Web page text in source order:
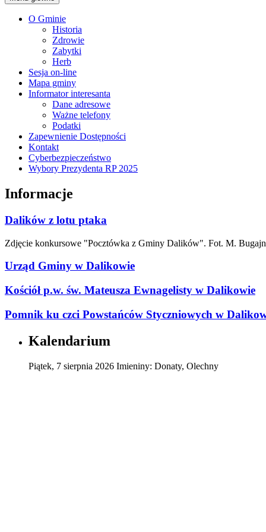
O Gminie
Historia
Zdrowie
Zabytki
Herb
Sesja on-line
Mapa gminy
Informator interesanta
Dane adresowe
Ważne telefony
Podatki
Zapewnienie Dostępności
Kontakt
Cyberbezpieczeństwo
Wybory Prezydenta RP 2025
Informacje
Dalików z lotu ptaka
Zdjęcie konkursowe "Pocztówka z Gminy Dalików". Fot. M.
Urząd Gminy w Dalikowie
Kościół p.w. św. Mateusza Ewnagelisty w Dalikowie
Pomnik ku czci Powstańców Styczniowych w
Kalendarium
Piątek, 7 sierpnia 2026 Imieniny: Donaty, Olechny